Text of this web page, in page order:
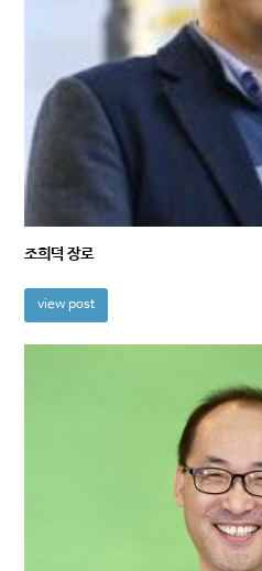
조희덕 장로
view post